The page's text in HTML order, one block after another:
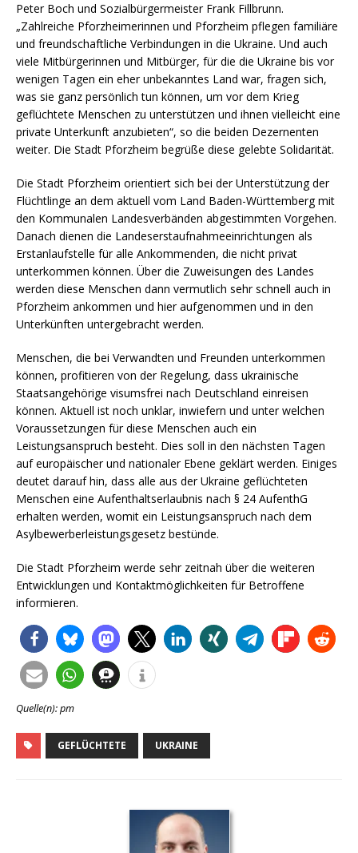
Peter Boch und Sozialbürgermeister Frank Fillbrunn.
„Zahlreiche Pforzheimerinnen und Pforzheim pflegen familiäre
und freundschaftliche Verbindungen in die Ukraine. Und auch
viele Mitbürgerinnen und Mitbürger, für die die Ukraine bis vor
wenigen Tagen ein eher unbekanntes Land war, fragen sich,
was sie ganz persönlich tun können, um vor dem Krieg
geflüchtete Menschen zu unterstützen und ihnen vielleicht eine
private Unterkunft anzubieten“, so die beiden Dezernenten
weiter. Die Stadt Pforzheim begrüße diese gelebte Solidarität.
Die Stadt Pforzheim orientiert sich bei der Unterstützung der
Flüchtlinge an dem aktuell vom Land Baden-Württemberg mit
den Kommunalen Landesverbänden abgestimmten Vorgehen.
Danach dienen die Landeserstaufnahmeeinrichtungen als
Erstanlaufstelle für alle Ankommenden, die nicht privat
unterkommen können. Über die Zuweisungen des Landes
werden diese Menschen dann vermutlich sehr schnell auch in
Pforzheim ankommen und hier aufgenommen und in den
Unterkünften untergebracht werden.
Menschen, die bei Verwandten und Freunden unterkommen
können, profitieren von der Regelung, dass ukrainische
Staatsangehörige visumsfrei nach Deutschland einreisen
können. Aktuell ist noch unklar, inwiefern und unter welchen
Voraussetzungen für diese Menschen auch ein
Leistungsanspruch besteht. Dies soll in den nächsten Tagen
auf europäischer und nationaler Ebene geklärt werden. Einiges
deutet darauf hin, dass alle aus der Ukraine geflüchteten
Menschen eine Aufenthaltserlaubnis nach § 24 AufenthG
erhalten werden, womit ein Leistungsanspruch nach dem
Asylbewerberleistungsgesetz bestünde.
Die Stadt Pforzheim werde sehr zeitnah über die weiteren
Entwicklungen und Kontaktmöglichkeiten für Betroffene
informieren.
Quelle(n): pm
GEFLÜCHTETE UKRAINE